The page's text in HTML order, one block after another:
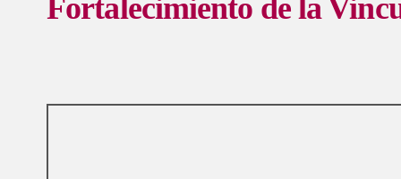
Fortalecimiento de la